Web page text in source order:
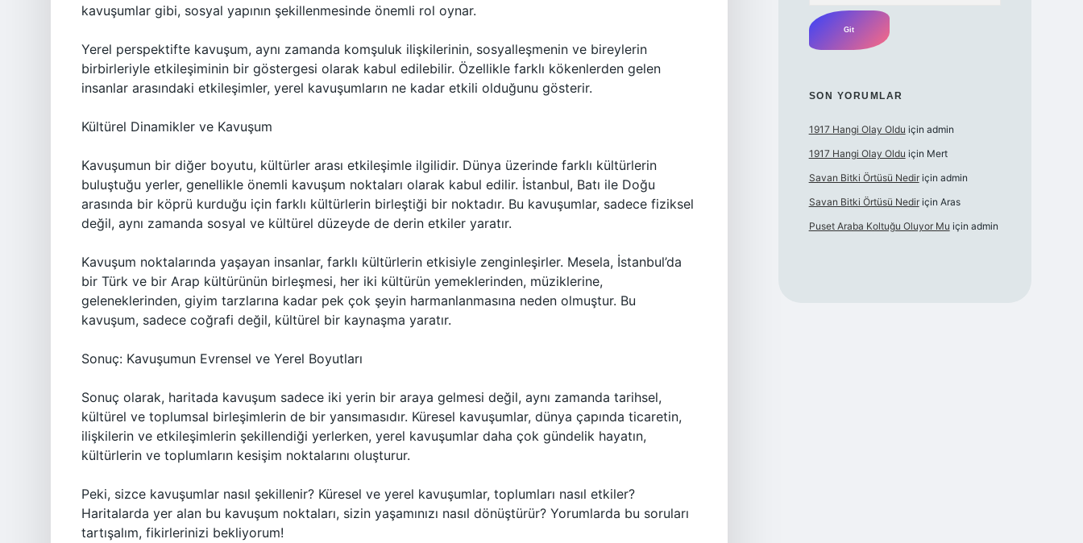
kavuşumlar gibi, sosyal yapının şekillenmesinde önemli rol oynar.
Yerel perspektifte kavuşum, aynı zamanda komşuluk ilişkilerinin, sosyalleşmenin ve bireylerin
birbirleriyle etkileşiminin bir göstergesi olarak kabul edilebilir. Özellikle farklı kökenlerden gelen
insanlar arasındaki etkileşimler, yerel kavuşumların ne kadar etkili olduğunu gösterir.
Kültürel Dinamikler ve Kavuşum
Kavuşumun bir diğer boyutu, kültürler arası etkileşimle ilgilidir. Dünya üzerinde farklı kültürlerin
buluştuğu yerler, genellikle önemli kavuşum noktaları olarak kabul edilir. İstanbul, Batı ile Doğu
arasında bir köprü kurduğu için farklı kültürlerin birleştiği bir noktadır. Bu kavuşumlar, sadece fiziksel
değil, aynı zamanda sosyal ve kültürel düzeyde de derin etkiler yaratır.
Kavuşum noktalarında yaşayan insanlar, farklı kültürlerin etkisiyle zenginleşirler. Mesela, İstanbul’da
bir Türk ve bir Arap kültürünün birleşmesi, her iki kültürün yemeklerinden, müziklerine,
geleneklerinden, giyim tarzlarına kadar pek çok şeyin harmanlanmasına neden olmuştur. Bu
kavuşum, sadece coğrafi değil, kültürel bir kaynaşma yaratır.
Sonuç: Kavuşumun Evrensel ve Yerel Boyutları
Sonuç olarak, haritada kavuşum sadece iki yerin bir araya gelmesi değil, aynı zamanda tarihsel,
kültürel ve toplumsal birleşimlerin de bir yansımasıdır. Küresel kavuşumlar, dünya çapında ticaretin,
ilişkilerin ve etkileşimlerin şekillendiği yerlerken, yerel kavuşumlar daha çok gündelik hayatın,
kültürlerin ve toplumların kesişim noktalarını oluşturur.
Peki, sizce kavuşumlar nasıl şekillenir? Küresel ve yerel kavuşumlar, toplumları nasıl etkiler?
Haritalarda yer alan bu kavuşum noktaları, sizin yaşamınızı nasıl dönüştürür? Yorumlarda bu soruları
tartışalım, fikirlerinizi bekliyorum!
SON YORUMLAR
1917 Hangi Olay Oldu için admin
1917 Hangi Olay Oldu için Mert
Savan Bitki Örtüsü Nediriçin admin
Savan Bitki Örtüsü Nediriçin Aras
Puset Araba Koltuğu Oluyor Mu için admin